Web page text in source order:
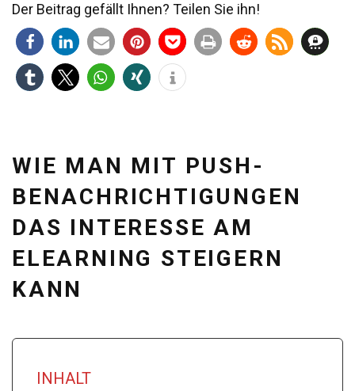
Der Beitrag gefällt Ihnen? Teilen Sie ihn!
WIE MAN MIT PUSH-
BENACHRICHTIGUNGEN
DAS INTERESSE AM
ELEARNING STEIGERN
KANN
INHALT